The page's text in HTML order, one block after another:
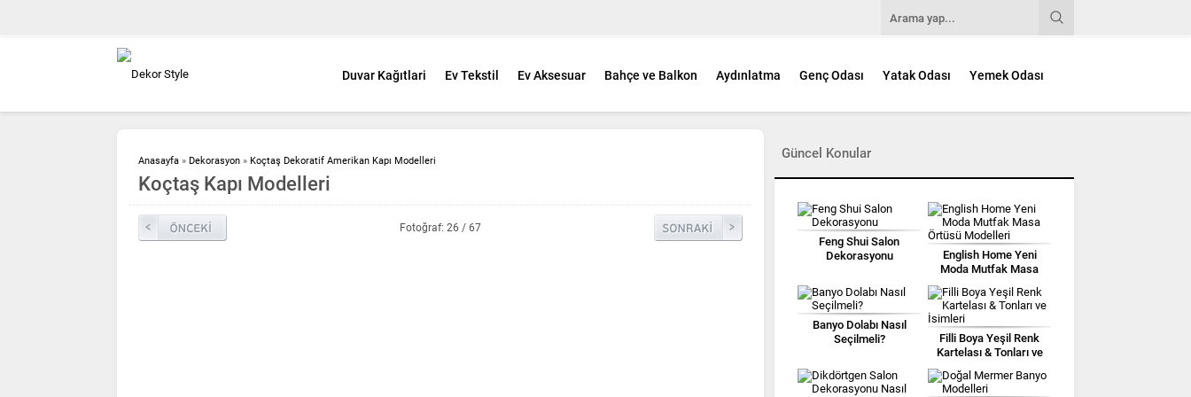
Duvar Kağıtlari Ev Tekstil Ev Aksesuar Bahçe ve Balkon Aydınlatma Genç Odası Yatak Odası Yemek Odası
Anasayfa » Dekorasyon » Koçtaş Dekoratif Amerikan Kapı Modelleri
Koçtaş Kapı Modelleri
Fotoğraf: 26 / 67
Güncel Konular
Feng Shui Salon
Dekorasyonu
English Home Yeni
Moda Mutfak Masa
Banyo Dolabı Nasıl
Seçilmeli?
Filli Boya Yeşil Renk
Kartelası & Tonları ve